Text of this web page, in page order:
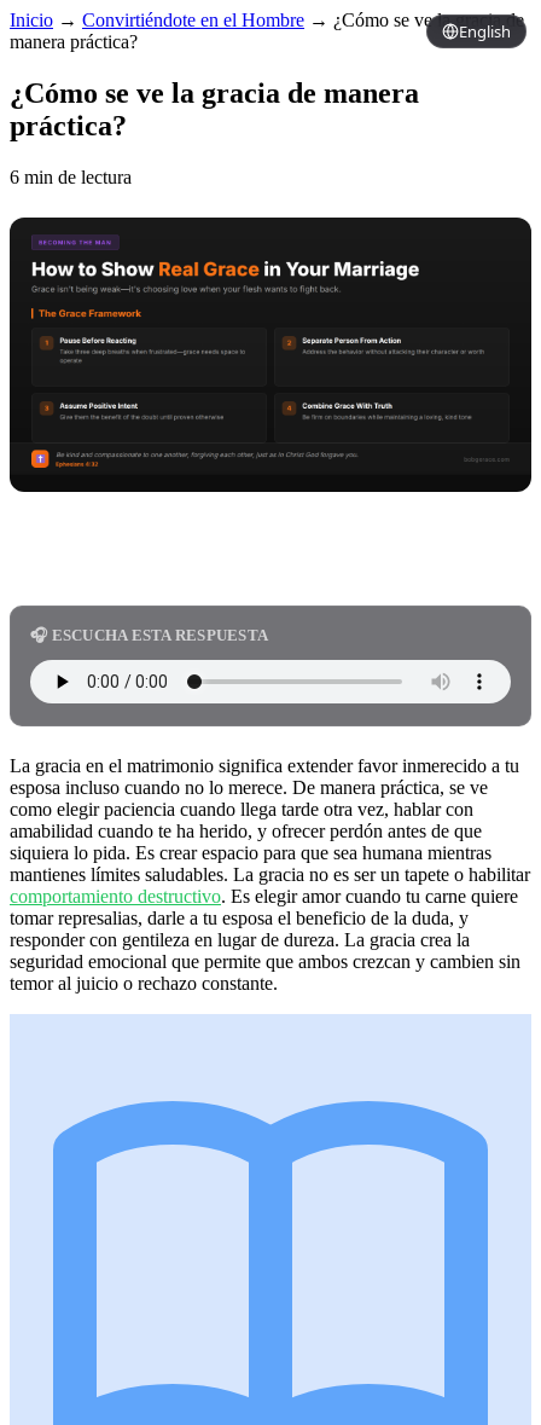
English
Inicio → Convirtiéndote en el Hombre → ¿Cómo se ve la gracia de
manera práctica?
¿Cómo se ve la gracia de manera
práctica?
6 min de lectura
🎧 ESCUCHA ESTA RESPUESTA
La gracia en el matrimonio significa extender favor inmerecido a tu
esposa incluso cuando no lo merece. De manera práctica, se ve
como elegir paciencia cuando llega tarde otra vez, hablar con
amabilidad cuando te ha herido, y ofrecer perdón antes de que
siquiera lo pida. Es crear espacio para que sea humana mientras
mantienes límites saludables. La gracia no es ser un tapete o habilitar
comportamiento destructivo. Es elegir amor cuando tu carne quiere
tomar represalias, darle a tu esposa el beneficio de la duda, y
responder con gentileza en lugar de dureza. La gracia crea la
seguridad emocional que permite que ambos crezcan y cambien sin
temor al juicio o rechazo constante.